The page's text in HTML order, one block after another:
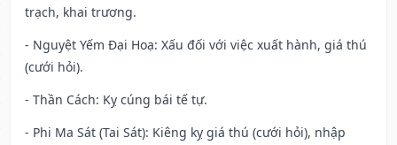
trạch, khai trương.
- Nguyệt Yếm Đại Hoạ: Xấu đối với việc xuất hành, giá thú
(cưới hỏi).
- Thần Cách: Kỵ cúng bái tế tự.
- Phi Ma Sát (Tai Sát): Kiêng kỵ giá thú (cưới hỏi), nhập